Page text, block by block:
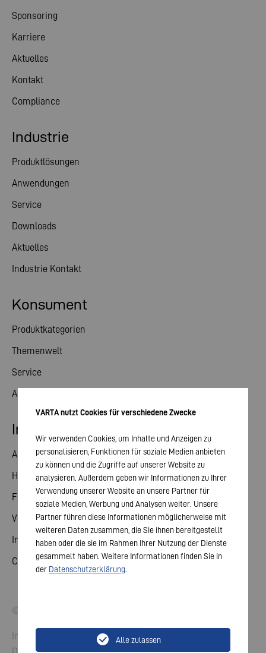
Sponsoring
Karriere
Aktuelles
Kontakt
Compliance
Konsument
Produktkategorien
Themenwelt
Service
Aktuelles
Industrie
Produktlösungen
Anwendungen
Service
Downloads
Aktuelles
Industrie Kontakt
Investor Relations
Aktie
Hauptversammlung
Finanzkalender
Veröffentlichungen
Investorenkontakt
Corporate Governance
© 2026 VARTA AG. Alle Rechte vorbehalten.
Impressum
VARTA nutzt Cookies für verschiedene Zwecke
Wir verwenden Cookies, um Inhalte und Anzeigen zu
personalisieren, Funktionen für soziale Medien anbieten
zu können und die Zugriffe auf unserer Website zu
analysieren. Außerdem geben wir Informationen zu Ihrer
Verwendung unserer Website an unsere Partner für
soziale Medien, Werbung und Analysen weiter. Unsere
Partner führen diese Informationen möglicherweise mit
weiteren Daten zusammen, die Sie ihnen bereitgestellt
haben oder die sie im Rahmen Ihrer Nutzung der Dienste
gesammelt haben. Weitere Informationen finden Sie in
der Datenschutzerklärung.
Alle zulassen